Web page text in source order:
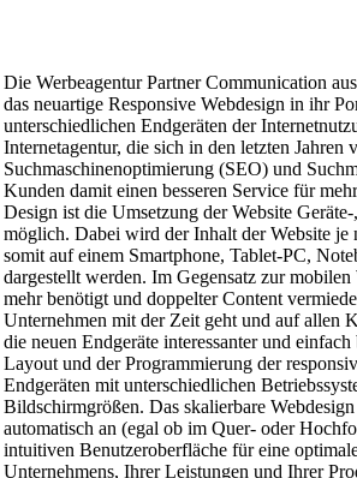
Die Werbeagentur Partner Communication
das neuartige Responsive Webdesign in ihr
unterschiedlichen Endgeräten der
Internetagentur, die sich in den letzten Jahren
Suchmaschinenoptimierung (SEO) und
Kunden damit einen besseren Service für
Design ist die Umsetzung der Website
möglich. Dabei wird der Inhalt der Website je
somit auf einem Smartphone, Tablet-PC,
dargestellt werden. Im Gegensatz zur
mehr benötigt und doppelter Content
Unternehmen mit der Zeit geht und auf allen
die neuen Endgeräte interessanter und
Layout und der Programmierung der
Endgeräten mit unterschiedlichen
Bildschirmgrößen. Das skalierbare
automatisch an (egal ob im Quer- oder
intuitiven Benutzeroberfläche für eine
Unternehmens, Ihrer Leistungen und Ihrer